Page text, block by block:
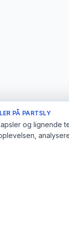
PÅ PARTSLY
og lignende